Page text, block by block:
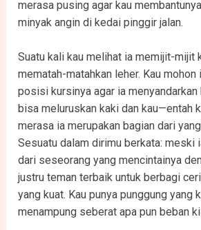
merasa pusing agar kau
minyak angin di kedai pinggir jalan.
Suatu kali kau melihat ia memijit-mijit
mematah-matahkan leher. Kau
posisi kursinya agar ia menyandarkan
bisa meluruskan kaki dan kau—entah
merasa ia merupakan bagian dari
Sesuatu dalam dirimu berkata: meski
dari seseorang yang mencintainya
justru teman terbaik untuk berbagi
yang kuat. Kau punya punggung yang
menampung seberat apa pun beban